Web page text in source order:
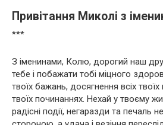
Привітання Миколі з
***
З іменинами, Колю, дорогий наш
тебе і побажати тобі міцного
твоїх бажань, досягнення всіх твоїх
твоїх починаннях. Нехай у твоєму
радісні події, негаразди та печаль